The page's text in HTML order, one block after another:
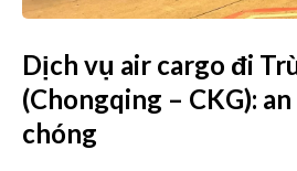
Dịch vụ air cargo đi
(Chongqing – CKG):
chóng